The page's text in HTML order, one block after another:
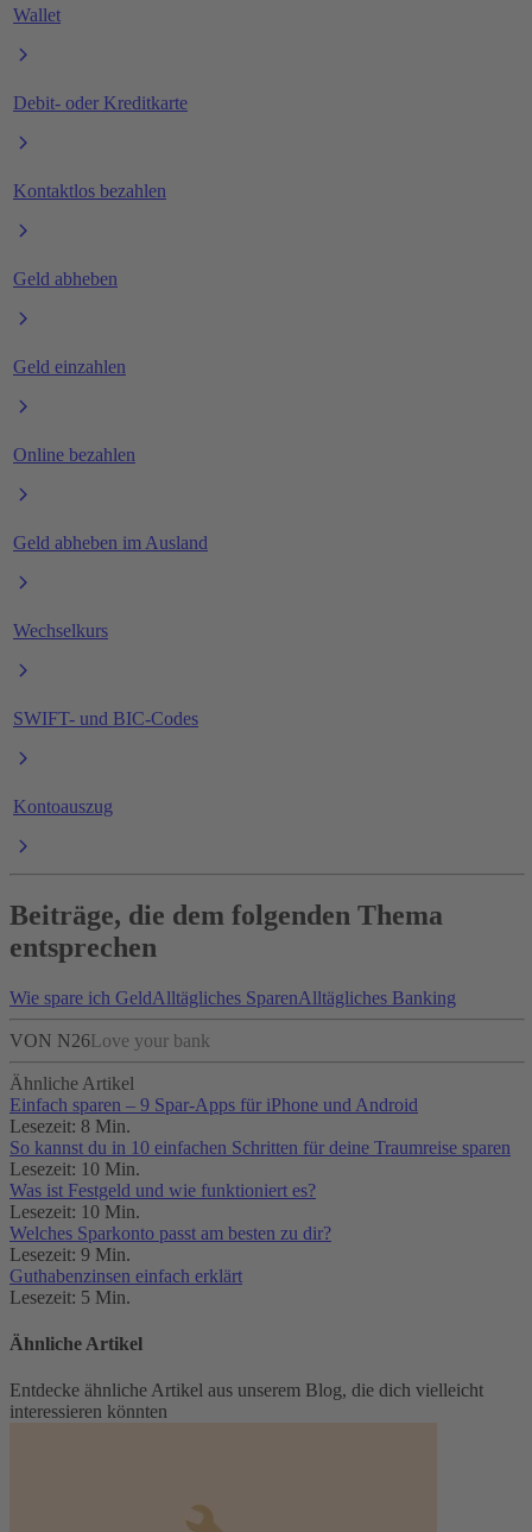
Wallet
Debit- oder Kreditkarte
Kontaktlos bezahlen
Geld abheben
Geld einzahlen
Online bezahlen
Geld abheben im Ausland
Wechselkurs
SWIFT- und BIC-Codes
Kontoauszug
Beiträge, die dem folgenden Thema
entsprechen
Wie spare ich GeldAlltägliches SparenAlltägliches Banking
VON N26Love your bank
Ähnliche Artikel
Einfach sparen – 9 Spar-Apps für iPhone und Android
Lesezeit: 8 Min.
So kannst du in 10 einfachen Schritten für deine Traumreise sparen
Lesezeit: 10 Min.
Was ist Festgeld und wie funktioniert es?
Lesezeit: 10 Min.
Welches Sparkonto passt am besten zu dir?
Lesezeit: 9 Min.
Guthabenzinsen einfach erklärt
Lesezeit: 5 Min.
Ähnliche Artikel
Entdecke ähnliche Artikel aus unserem Blog, die dich vielleicht
interessieren könnten